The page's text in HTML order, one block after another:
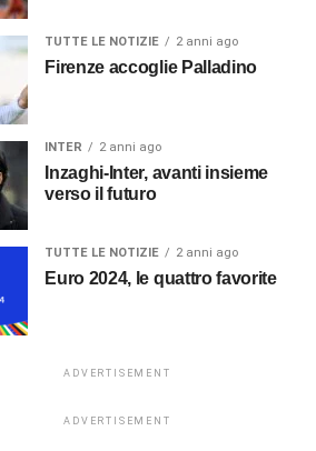
TUTTE LE NOTIZIE 2 anni ago
Firenze accoglie Palladino
INTER 2 anni ago
Inzaghi-Inter, avanti insieme
verso il futuro
TUTTE LE NOTIZIE 2 anni ago
Euro 2024, le quattro favorite
ADVERTISEMENT
ADVERTISEMENT